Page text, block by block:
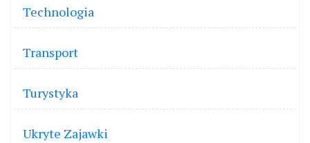
Technologia
Transport
Turystyka
Ukryte Zajawki